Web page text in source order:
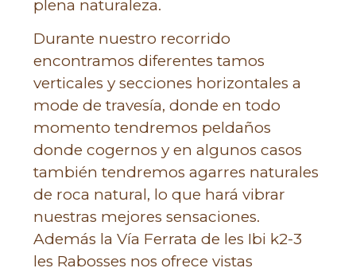
plena naturaleza.
Durante nuestro recorrido
encontramos diferentes tamos
verticales y secciones horizontales a
mode de travesía, donde en todo
momento tendremos peldaños
donde cogernos y en algunos casos
también tendremos agarres naturales
de roca natural, lo que hará vibrar
nuestras mejores sensaciones.
Además la Vía Ferrata de les Ibi k2-3
les Rabosses nos ofrece vistas